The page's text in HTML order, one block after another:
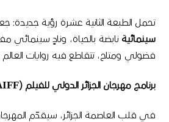
تحمل الطبعة الثانية عشرة رؤية جديدة:
سينمائية نابضة بالحياة، ونادٍ سينمائي
فضولي ومتاح، تتقاطع فيه روايات العالم
برنامج مهرجان الجزائر الدولي للفيلم (AIFF) 2025):
في قلب العاصمة الجزائر، سيقدّم